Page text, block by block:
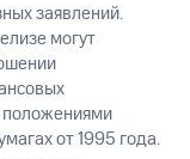
заявлений.
могут
положениями
от 1995 года.